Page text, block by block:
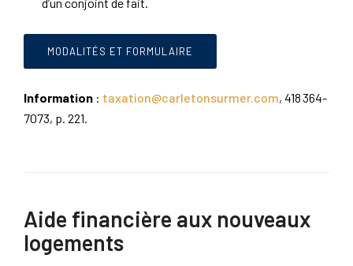
d’un conjoint de fait.
MODALITÉS ET FORMULAIRE
Information : taxation@carletonsurmer.com, 418 364-
7073, p. 221.
Aide financière aux nouveaux
logements